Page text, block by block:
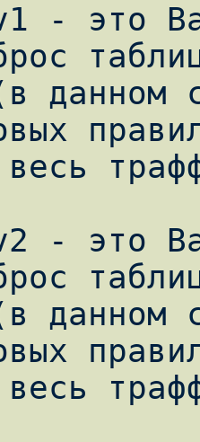
- это
данном
- это
данном